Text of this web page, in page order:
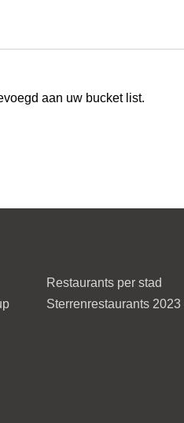
aan uw bucket list.
Restaurants per stad
Sterrenrestaurants 2023